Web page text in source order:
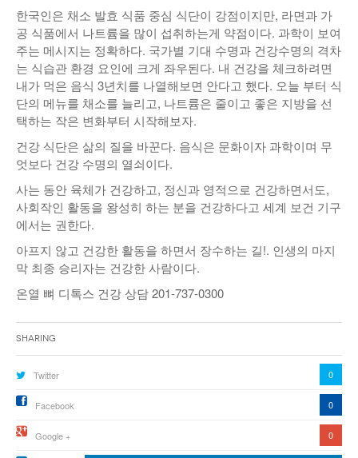
한국인은 채소 발효 식품 중심 식단이 강점이지만, 라면과 가
공 식품에서 나트륨을 많이 섭취하는게 약점이다. 과학이 보여
주는 메시지는 정확하다. 국가별 기대 수명과 건강수명의 격차
는 식습관 환경 요인에 크게 좌우된다. 내 건강을 체크하려면
내가 먹은 음식 3년치를 나열해보면 안다고 했다. 오늘 부터 식
단의 메뉴를 채소를 늘리고, 나트륨은 줄이고 좋은 지방을 선
택하는 작은 변화부터 시작해보자.
건강 식단은 삶의 질을 바꾼다. 음식은 문화이자 과학이며 무
엇보다 건강 수명의 열쇠이다.
사는 동안 육체가 건강하고, 정신과 영적으로 건강하면서도,
사회작인 활동을 왕성히 하는 분을 건강하다고 세계 보건 기구
에서는 권한다.
아프지 않고 건강한 활동을 하면서 장수하는 길!. 인생의 마지
막 최종 승리자는 건강한 사람이다.
온열 뼈 디톡스 건강 상담 201-737-0300
Sharing
Twitter 0
Facebook 0
Google + 0